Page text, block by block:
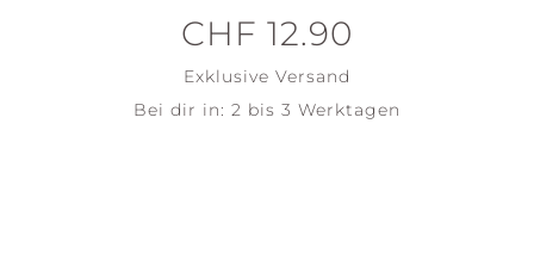
CHF 12.90
Exklusive Versand
Bei dir in: 2 bis 3 Werktagen